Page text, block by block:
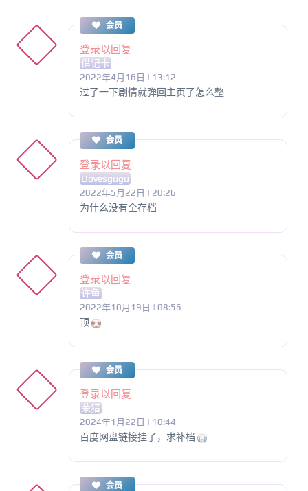
会员
登录以回复
借记卡
2022年4月16日 | 13:12
过了一下剧情就弹回主页了怎么整
会员
登录以回复
Dovesgugu
2022年5月22日 | 20:26
为什么没有全存档
会员
登录以回复
许鱼
2022年10月19日 | 08:56
顶
会员
登录以回复
荣猎
2024年1月22日 | 10:44
百度网盘链接挂了，求补档
会员